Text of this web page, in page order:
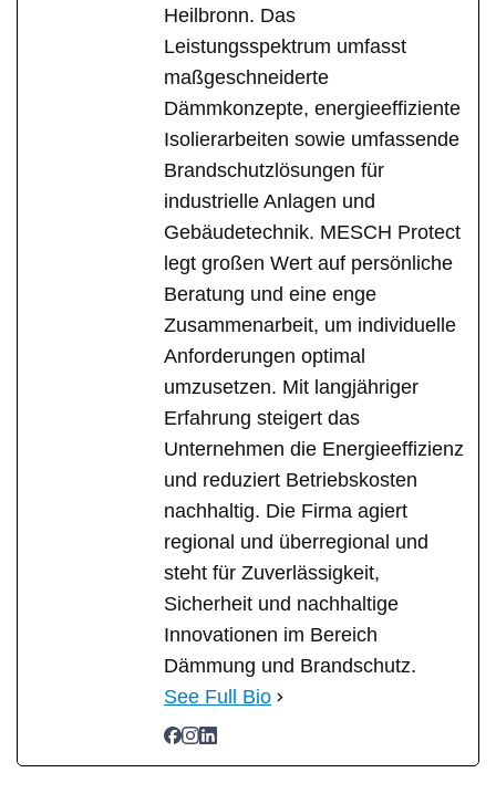
Heilbronn. Das
Leistungsspektrum umfasst
maßgeschneiderte
Dämmkonzepte, energieeffiziente
Isolierarbeiten sowie umfassende
Brandschutzlösungen für
industrielle Anlagen und
Gebäudetechnik. MESCH Protect
legt großen Wert auf persönliche
Beratung und eine enge
Zusammenarbeit, um individuelle
Anforderungen optimal
umzusetzen. Mit langjähriger
Erfahrung steigert das
Unternehmen die Energieeffizienz
und reduziert Betriebskosten
nachhaltig. Die Firma agiert
regional und überregional und
steht für Zuverlässigkeit,
Sicherheit und nachhaltige
Innovationen im Bereich
Dämmung und Brandschutz.
See Full Bio